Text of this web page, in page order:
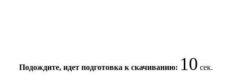
Подождите, идет подготовка к скачиванию: 10 сек.